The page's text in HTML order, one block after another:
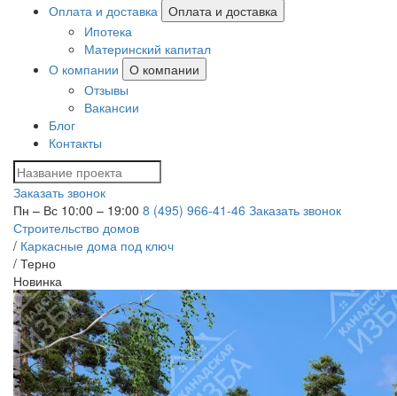
Оплата и доставка
Оплата и доставка
Ипотека
Материнский капитал
О компании
О компании
Отзывы
Вакансии
Блог
Контакты
Заказать звонок
Пн – Вс 10:00 – 19:00 8 (495) 966-41-46 Заказать звонок
Строительство домов
/ Каркасные дома под ключ
/ Терно
Новинка